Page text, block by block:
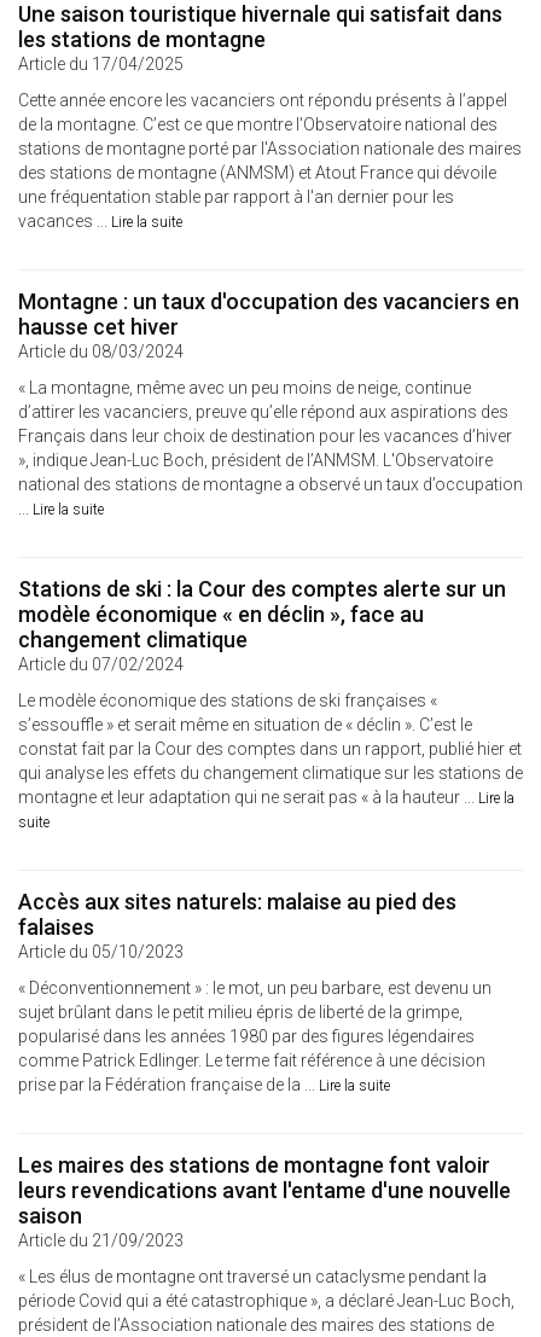
Une saison touristique hivernale qui satisfait dans
les stations de montagne
Article du 17/04/2025
Cette année encore les vacanciers ont répondu présents à l’appel
de la montagne. C’est ce que montre l'Observatoire national des
stations de montagne porté par l'Association nationale des maires
des stations de montagne (ANMSM) et Atout France qui dévoile
une fréquentation stable par rapport à l'an dernier pour les
vacances ... Lire la suite
Montagne : un taux d'occupation des vacanciers en
hausse cet hiver
Article du 08/03/2024
« La montagne, même avec un peu moins de neige, continue
d’attirer les vacanciers, preuve qu’elle répond aux aspirations des
Français dans leur choix de destination pour les vacances d’hiver
», indique Jean-Luc Boch, président de l’ANMSM. L'Observatoire
national des stations de montagne a observé un taux d’occupation
... Lire la suite
Stations de ski : la Cour des comptes alerte sur un
modèle économique « en déclin », face au
changement climatique
Article du 07/02/2024
Le modèle économique des stations de ski françaises «
s’essouffle » et serait même en situation de « déclin ». C’est le
constat fait par la Cour des comptes dans un rapport, publié hier et
qui analyse les effets du changement climatique sur les stations de
montagne et leur adaptation qui ne serait pas « à la hauteur ... Lire la
suite
Accès aux sites naturels: malaise au pied des
falaises
Article du 05/10/2023
« Déconventionnement » : le mot, un peu barbare, est devenu un
sujet brûlant dans le petit milieu épris de liberté de la grimpe,
popularisé dans les années 1980 par des figures légendaires
comme Patrick Edlinger. Le terme fait référence à une décision
prise par la Fédération française de la ... Lire la suite
Les maires des stations de montagne font valoir
leurs revendications avant l'entame d'une nouvelle
saison
Article du 21/09/2023
« Les élus de montagne ont traversé un cataclysme pendant la
période Covid qui a été catastrophique », a déclaré Jean-Luc Boch,
président de l’Association nationale des maires des stations de